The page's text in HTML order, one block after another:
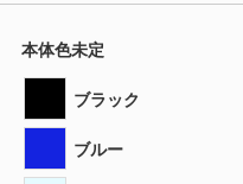
本体色未定
ブラック
ブルー